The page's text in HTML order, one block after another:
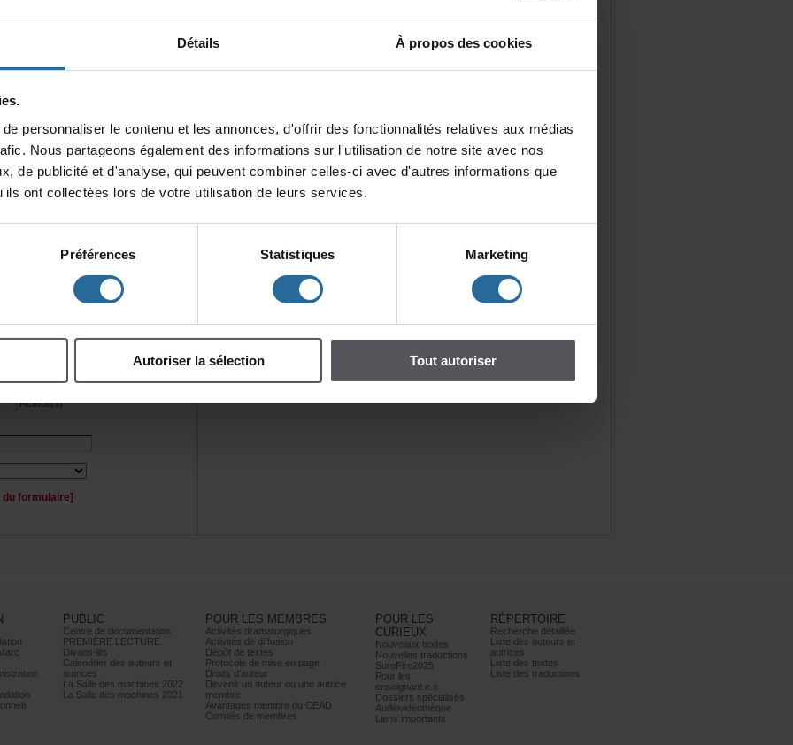
Détails Àproposdescookies
ciavecd'autresinformationsque
Préférences Statistiques Marketing
Autoriserlasélection Toutautoriser
Enfants
Personnage(s)
Acteur(s)
PUBLIC
Centrededocumentation
PREMIÈRELECTURE
Divans-lits
Calendrierdesauteurset
autrices
LaSalledesmachines2022
LaSalledesmachines2021
POURLESMEMBRES
Activitésdramaturgiques
Activitésdediffusion
Dépôtdetextes
Protocoledemiseenpage
Droitsd’auteur
Devenirunauteurouuneautrice
membre
AvantagesmembreduCEAD
Comitésdemembres
POURLES
CURIEUX
Nouveauxtextes
Nouvellestraductions
SureFire2025
Pourles
enseignant.e.s
Dossiersspécialisés
Audiovidéothèque
Liensimportants
RÉPERTOIRE
Recherchedétaillée
Listedesauteurset
autrices
Listedestextes
Listedestraductions